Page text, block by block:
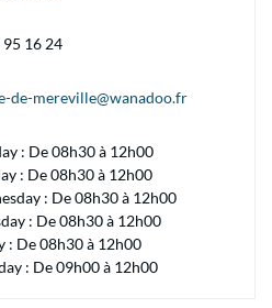
16 24
de-mereville@wanadoo.fr
: De 08h30 à 12h00
: De 08h30 à 12h00
: De 08h30 à 12h00
: De 08h30 à 12h00
: De 08h30 à 12h00
: De 09h00 à 12h00